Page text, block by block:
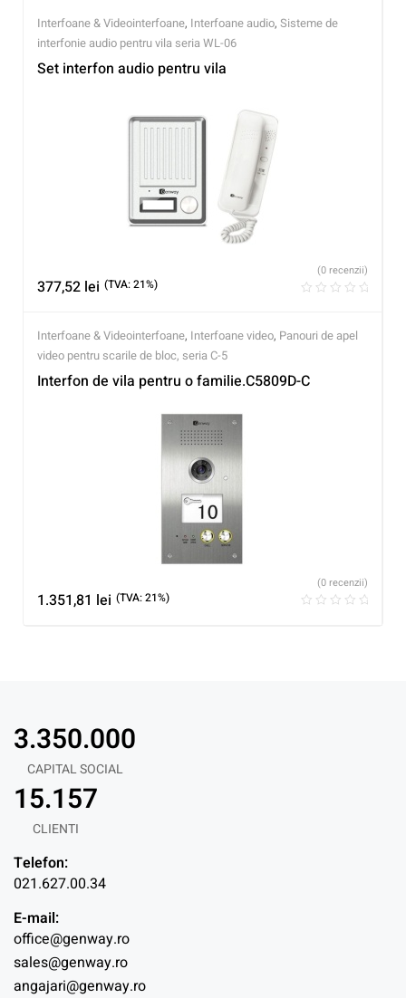
Interfoane & Videointerfoane, Interfoane audio, Sisteme de
interfonie audio pentru vila seria WL-06
Set interfon audio pentru vila
377,52 lei (TVA: 21%)
(0 recenzii)
Interfoane & Videointerfoane, Interfoane video, Panouri de apel
video pentru scarile de bloc, seria C-5
Interfon de vila pentru o familie.C5809D-C
1.351,81 lei (TVA: 21%)
(0 recenzii)
CAPITAL SOCIAL
3.350.000
CLIENTI
15.157
Telefon:
021.627.00.34
E-mail:
office@genway.ro
sales@genway.ro
angajari@genway.ro